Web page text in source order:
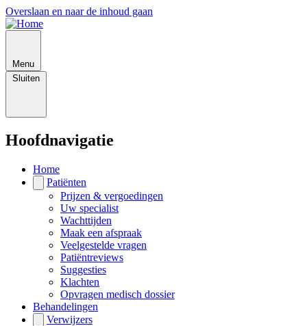
Overslaan en naar de inhoud gaan
Menu
Sluiten
Hoofdnavigatie
Home
Patiënten
Prijzen & vergoedingen
Uw specialist
Wachttijden
Maak een afspraak
Veelgestelde vragen
Patiëntreviews
Suggesties
Klachten
Opvragen medisch dossier
Behandelingen
Verwijzers